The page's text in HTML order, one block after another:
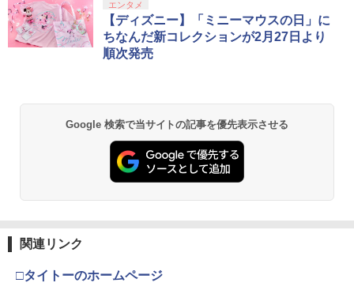
エンタメ
【ディズニー】「ミニーマウスの日」に
ちなんだ新コレクションが2月27日より
順次発売
Google 検索で当サイトの記事を優先表示させる
関連リンク
□タイトーのホームページ